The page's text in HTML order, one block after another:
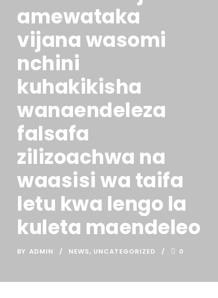
amewataka
vijana wasomi
nchini
kuhakikisha
wanaendeleza
falsafa
zilizoachwa na
waasisi wa taifa
letu kwa lengo la
kuleta maendeleo
BY ADMIN NEWS, UNCATEGORIZED 0